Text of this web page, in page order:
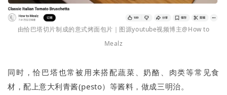
由恰巴塔切片制成的意式烤面包片｜图源youtube视频博主@How to
Mealz
同时，恰巴塔也常被用来搭配蔬菜、奶酪、肉类等常见食
材，配上意大利青酱(pesto）等酱料，做成三明治。